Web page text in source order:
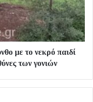
με το νεκρό παιδί
των γονιών